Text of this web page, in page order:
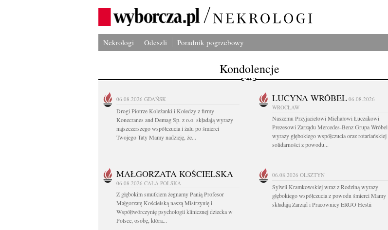
Nekrologi Odeszli Poradnik pogrzebowy
Kondolencje
06.08.2026 GDAŃSK
Drogi Piotrze Koleżanki i Koledzy z firmy
Konecranes and Demag Sp. z o.o. składają wyrazy
najszczerszego współczucia i żalu po śmierci
Twojego Taty Mamy nadzieję, że...
LUCYNA WRÓBEL 06.08.2026
WROCŁAW
Naszemu Przyjacielowi Michałowi Łuczakowi
Prezesowi Zarządu Mercedes-Benz Grupa Wróbel
wyrazy głębokiego współczucia oraz rotariańskiej
solidarności z powodu...
MAŁGORZATA KOŚCIELSKA
06.08.2026 CAŁA POLSKA
Z głębokim smutkiem żegnamy Panią Profesor
Małgorzatę Kościelską naszą Mistrzynię i
Współtwórczynię psychologii klinicznej dziecka w
Polsce, osobę, która...
06.08.2026 OLSZTYN
Sylwii Kramkowskiej wraz z Rodziną wyrazy
głębokiego współczucia z powodu śmierci Mamy
składają Zarząd i Pracownicy ERGO Hestii